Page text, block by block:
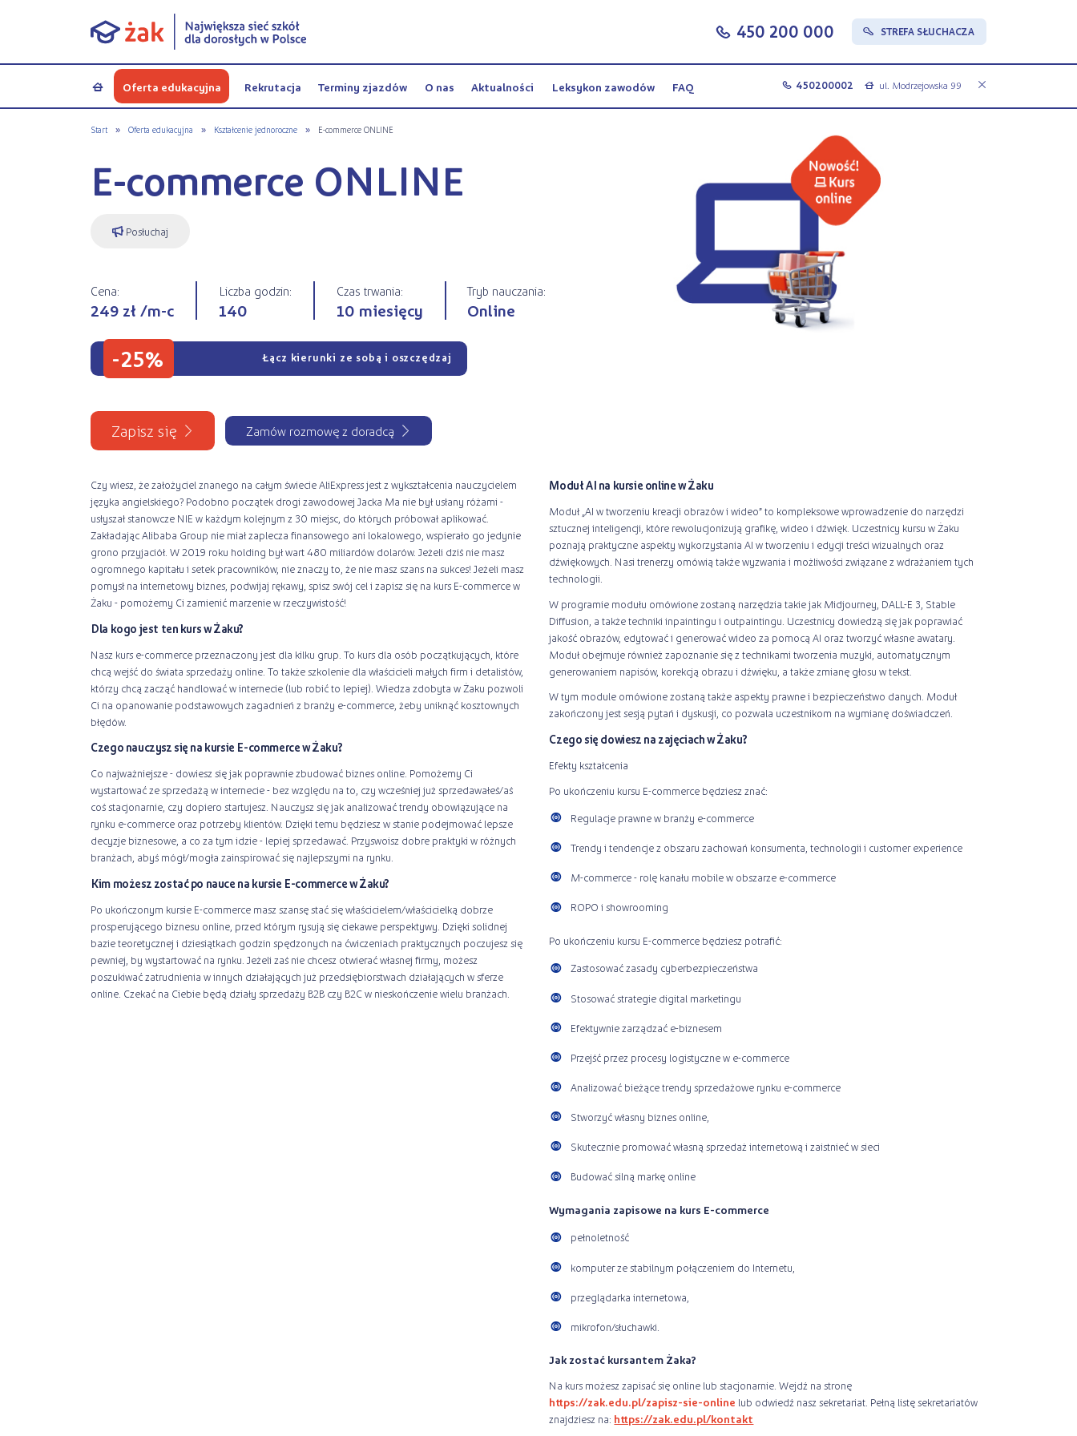
a Oferta edukacyjna Rekrutacja Terminy zjazdów O nas Aktualności Leksykon zawodów FAQ
c 450 200 000 s STREFA SŁUCHACZA
c 450200002 a ul. Modrzejowska 99
Start » Oferta edukacyjna » Kształcenie jednoroczne » E-commerce ONLINE
E-commerce ONLINE
Posłuchaj
Cena:
249 zł /m-c
Liczba godzin:
140
Czas trwania:
10 miesięcy
Tryb nauczania:
Online
-25% Łącz kierunki ze sobą i oszczędzaj
Zapisz się Zamów rozmowę z doradcą
Czy wiesz, że założyciel znanego na całym świecie AliExpress jest z wykształcenia nauczycielem
języka angielskiego? Podobno początek drogi zawodowej Jacka Ma nie był usłany różami -
usłyszał stanowcze NIE w każdym kolejnym z 30 miejsc, do których próbował aplikować.
Zakładając Alibaba Group nie miał zaplecza finansowego ani lokalowego, wspierało go jedynie
grono przyjaciół. W 2019 roku holding był wart 480 miliardów dolarów. Jeżeli dziś nie masz
ogromnego kapitału i setek pracowników, nie znaczy to, że nie masz szans na sukces! Jeżeli masz
pomysł na internetowy biznes, podwijaj rękawy, spisz swój cel i zapisz się na kurs E-commerce w
Żaku - pomożemy Ci zamienić marzenie w rzeczywistość!
Dla kogo jest ten kurs w Żaku?
Nasz kurs e-commerce przeznaczony jest dla kilku grup. To kurs dla osób początkujących, które
chcą wejść do świata sprzedaży online. To także szkolenie dla właścicieli małych firm i detalistów,
którzy chcą zacząć handlować w internecie (lub robić to lepiej). Wiedza zdobyta w Żaku pozwoli
Ci na opanowanie podstawowych zagadnień z branży e-commerce, żeby uniknąć kosztownych
błędów.
Czego nauczysz się na kursie E-commerce w Żaku?
Co najważniejsze - dowiesz się jak poprawnie zbudować biznes online. Pomożemy Ci
wystartować ze sprzedażą w internecie - bez względu na to, czy wcześniej już sprzedawałeś/aś
coś stacjonarnie, czy dopiero startujesz. Nauczysz się jak analizować trendy obowiązujące na
rynku e-commerce oraz potrzeby klientów. Dzięki temu będziesz w stanie podejmować lepsze
decyzje biznesowe, a co za tym idzie - lepiej sprzedawać. Przyswoisz dobre praktyki w różnych
branżach, abyś mógł/mogła zainspirować się najlepszymi na rynku.
Kim możesz zostać po nauce na kursie E-commerce w Żaku?
Po ukończonym kursie E-commerce masz szansę stać się właścicielem/właścicielką dobrze
prosperującego biznesu online, przed którym rysują się ciekawe perspektywy. Dzięki solidnej
bazie teoretycznej i dziesiątkach godzin spędzonych na ćwiczeniach praktycznych poczujesz się
pewniej, by wystartować na rynku. Jeżeli zaś nie chcesz otwierać własnej firmy, możesz
poszukiwać zatrudnienia w innych działających już przedsiębiorstwach działających w sferze
online. Czekać na Ciebie będą działy sprzedaży B2B czy B2C w nieskończenie wielu branżach.
Moduł AI na kursie online w Żaku
Moduł „AI w tworzeniu kreacji obrazów i wideo” to kompleksowe wprowadzenie do narzędzi
sztucznej inteligencji, które rewolucjonizują grafikę, wideo i dźwięk. Uczestnicy kursu w Żaku
poznają praktyczne aspekty wykorzystania AI w tworzeniu i edycji treści wizualnych oraz
dźwiękowych. Nasi trenerzy omówią także wyzwania i możliwości związane z wdrażaniem tych
technologii.
W programie modułu omówione zostaną narzędzia takie jak Midjourney, DALL-E 3, Stable
Diffusion, a także techniki inpaintingu i outpaintingu. Uczestnicy dowiedzą się jak poprawiać
jakość obrazów, edytować i generować wideo za pomocą AI oraz tworzyć własne awatary.
Moduł obejmuje również zapoznanie się z technikami tworzenia muzyki, automatycznym
generowaniem napisów, korekcją obrazu i dźwięku, a także zmianę głosu w tekst.
W tym module omówione zostaną także aspekty prawne i bezpieczeństwo danych. Moduł
zakończony jest sesją pytań i dyskusji, co pozwala uczestnikom na wymianę doświadczeń.
Czego się dowiesz na zajęciach w Żaku?
Efekty kształcenia
Po ukończeniu kursu E-commerce będziesz znać:
Regulacje prawne w branży e-commerce
Trendy i tendencje z obszaru zachowań konsumenta, technologii i customer experience
M-commerce - rolę kanału mobile w obszarze e-commerce
ROPO i showrooming
Po ukończeniu kursu E-commerce będziesz potrafić:
Zastosować zasady cyberbezpieczeństwa
Stosować strategie digital marketingu
Efektywnie zarządzać e-biznesem
Przejść przez procesy logistyczne w e-commerce
Analizować bieżące trendy sprzedażowe rynku e-commerce
Stworzyć własny biznes online,
Skutecznie promować własną sprzedaż internetową i zaistnieć w sieci
Budować silną markę online
Wymagania zapisowe na kurs E-commerce
pełnoletność
komputer ze stabilnym połączeniem do Internetu,
przeglądarka internetowa,
mikrofon/słuchawki.
Jak zostać kursantem Żaka?
Na kurs możesz zapisać się online lub stacjonarnie. Wejdź na stronę
https://zak.edu.pl/zapisz-sie-online lub odwiedź nasz sekretariat. Pełną listę sekretariatów
znajdziesz na: https://zak.edu.pl/kontakt